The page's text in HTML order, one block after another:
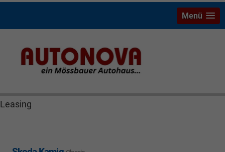
Ford Ecosport Mössbauer Autonova Bayreuth
Waldershof MGS Stock Wiesau Wunsiedel
Leasing
Menü